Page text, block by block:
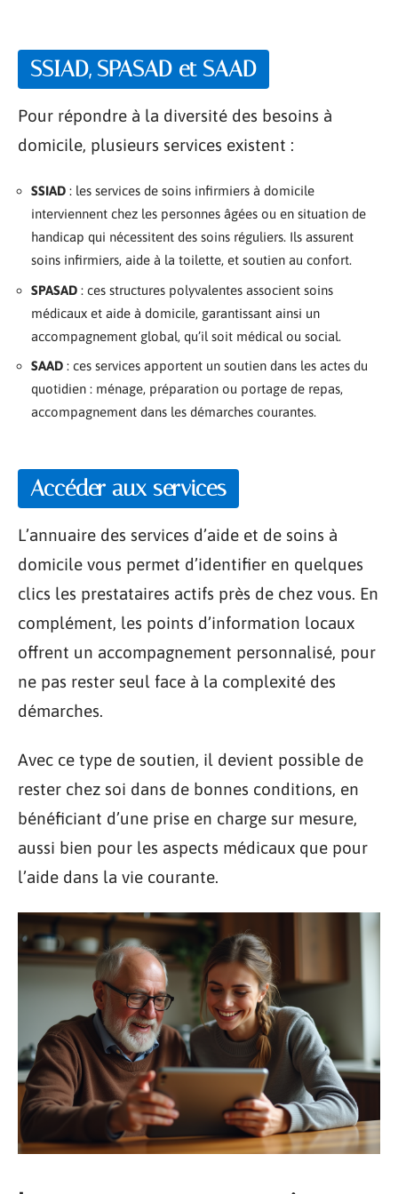
SSIAD, SPASAD et SAAD
Pour répondre à la diversité des besoins à
domicile, plusieurs services existent :
SSIAD : les services de soins infirmiers à domicile
interviennent chez les personnes âgées ou en situation de
handicap qui nécessitent des soins réguliers. Ils assurent
soins infirmiers, aide à la toilette, et soutien au confort.
SPASAD : ces structures polyvalentes associent soins
médicaux et aide à domicile, garantissant ainsi un
accompagnement global, qu’il soit médical ou social.
SAAD : ces services apportent un soutien dans les actes du
quotidien : ménage, préparation ou portage de repas,
accompagnement dans les démarches courantes.
Accéder aux services
L’annuaire des services d’aide et de soins à
domicile vous permet d’identifier en quelques
clics les prestataires actifs près de chez vous. En
complément, les points d’information locaux
offrent un accompagnement personnalisé, pour
ne pas rester seul face à la complexité des
démarches.
Avec ce type de soutien, il devient possible de
rester chez soi dans de bonnes conditions, en
bénéficiant d’une prise en charge sur mesure,
aussi bien pour les aspects médicaux que pour
l’aide dans la vie courante.